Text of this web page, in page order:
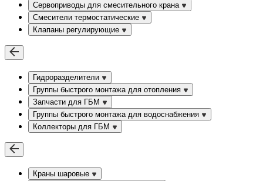
Сервоприводы для смесительного крана
Смесители термостатические
Клапаны регулирующие
Гидроразделители
Группы быстрого монтажа для отопления
Запчасти для ГБМ
Группы быстрого монтажа для водоснабжения
Коллекторы для ГБМ
Краны шаровые